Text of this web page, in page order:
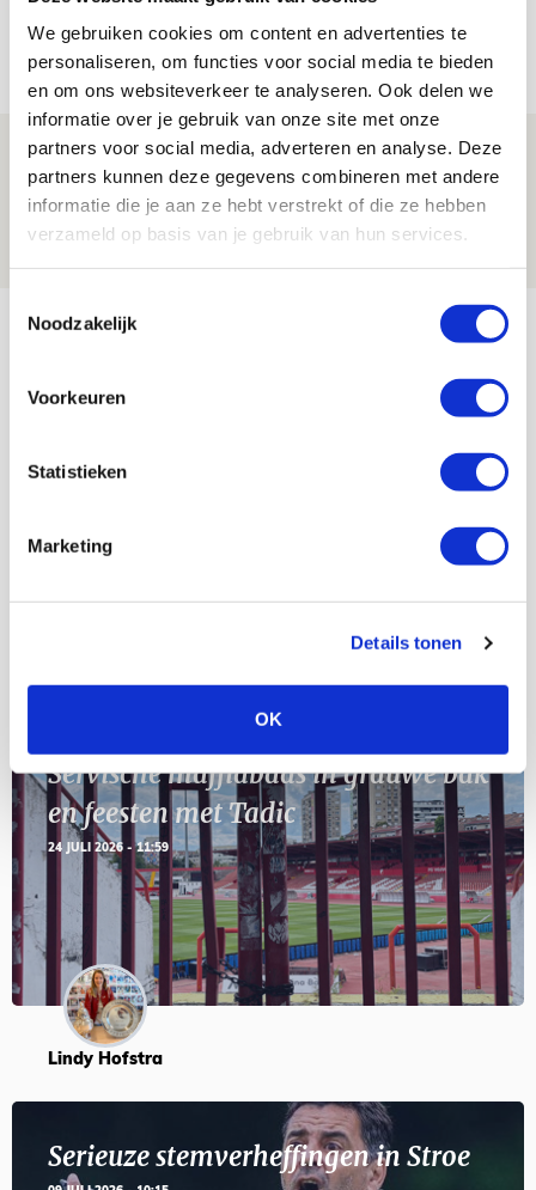
We gebruiken cookies om content en advertenties te
personaliseren, om functies voor social media te bieden
en om ons websiteverkeer te analyseren. Ook delen we
informatie over je gebruik van onze site met onze
partners voor social media, adverteren en analyse. Deze
partners kunnen deze gegevens combineren met andere
informatie die je aan ze hebt verstrekt of die ze hebben
verzameld op basis van je gebruik van hun services.
Noodzakelijk
Voorkeuren
Statistieken
Marketing
Details tonen
OK
de Johan Cruijff Arena?
Trotse Klaassen: ‘Vierhonderd duels
voor mijn club is heel speciaal’
Bekijk meer
AUG
11
Servische maffiabaas in grauwe bak
en feesten met Tadic
24 JULI 2026 - 11:59
Lindy Hofstra
Serieuze stemverheffingen in Stroe